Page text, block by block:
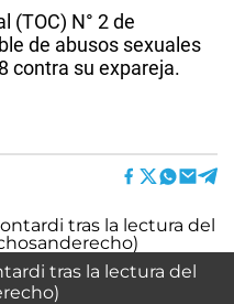
(TOC) N° 2 de
de abusos sexuales
contra su expareja.
tras la lectura del